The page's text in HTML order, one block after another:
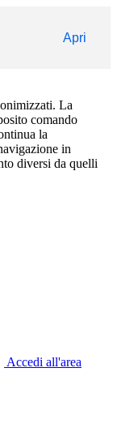
Apri
La
comando
la
in
diversi da quelli
Accedi all'area